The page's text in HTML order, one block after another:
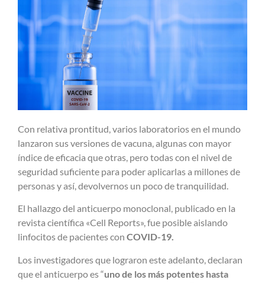
Con relativa prontitud, varios laboratorios en el mundo
lanzaron sus versiones de vacuna, algunas con mayor
índice de eficacia que otras, pero todas con el nivel de
seguridad suficiente para poder aplicarlas a millones de
personas y así, devolvernos un poco de tranquilidad.
El hallazgo del anticuerpo monoclonal, publicado en la
revista científica «Cell Reports», fue posible aislando
linfocitos de pacientes con COVID-19.
Los investigadores que lograron este adelanto, declaran
que el anticuerpo es “uno de los más potentes hasta